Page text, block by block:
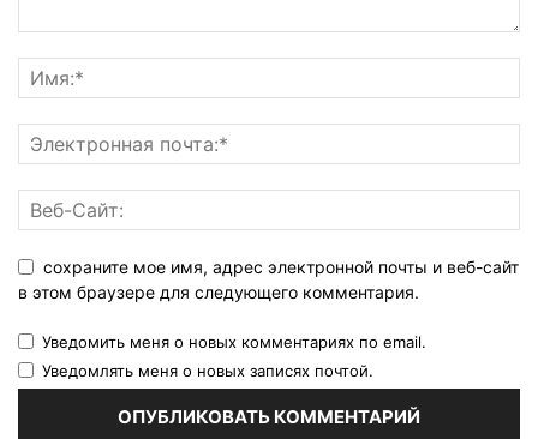
сохраните мое имя, адрес электронной почты и веб-сайт
в этом браузере для следующего комментария.
Уведомить меня о новых комментариях по email.
Уведомлять меня о новых записях почтой.